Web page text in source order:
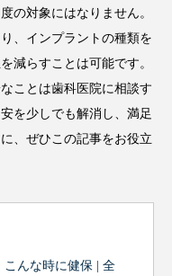
の対象にはなりません。
、インプラントの種類を
減らすことは可能です。
ことは歯科医院に相談す
を少しでも解消し、満足
、ぜひこの記事をお役立
んな時に健保 | 全